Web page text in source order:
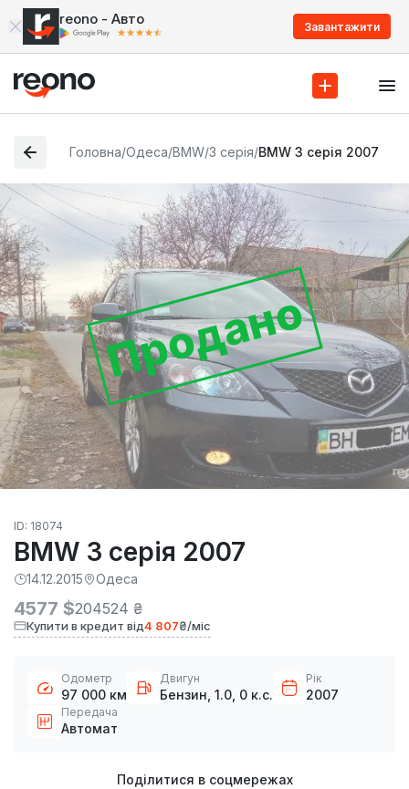
reono - Авто Завантажити
Головна/Одеса/BMW/3 серія/BMW 3 серія 2007
Продано
ID: 18074
BMW 3 серія 2007
14.12.2015 Одеса
4577 $204524 ₴
Купити в кредит від4 807₴/міс
Одометр
97 000 км
Двигун
Бензин, 1.0, 0 к.с.
Рік
2007
Передача
Автомат
Поділитися в соцмережах